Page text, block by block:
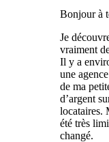
Bonjour à
Je
vraiment
Il y a
une
de ma
d’argent
locataires.
été très
changé.